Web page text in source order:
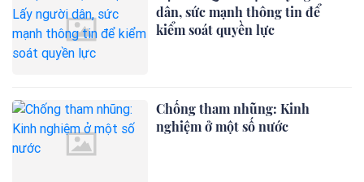
dân, sức mạnh thông tin để
kiểm soát quyền lực
Chống tham nhũng: Kinh
nghiệm ở một số nước